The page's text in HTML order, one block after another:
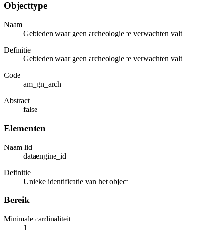
Objecttype
Naam
Gebieden waar geen archeologie te verwachten valt
Definitie
Gebieden waar geen archeologie te verwachten valt
Code
am_gn_arch
Abstract
false
Elementen
Naam lid
dataengine_id
Definitie
Unieke identificatie van het object
Bereik
Minimale cardinaliteit
1